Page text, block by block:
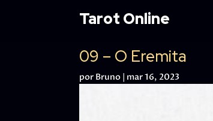
Tarot Online
09 – O Eremita
por Bruno | mar 16, 2023